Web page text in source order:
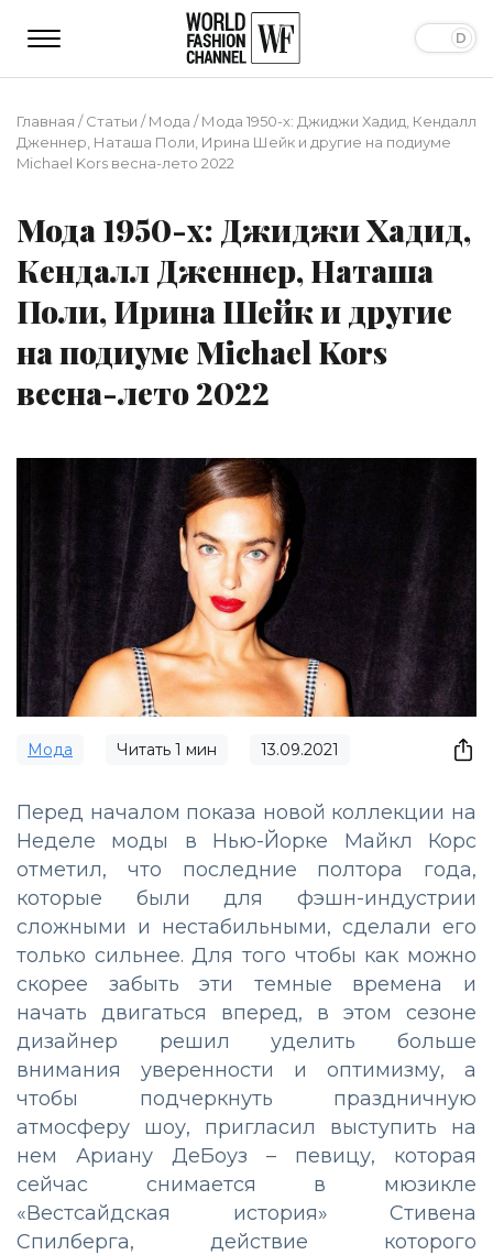
Главная /Статьи /Мода /Мода 1950-х: Джиджи Хадид, Кендалл
Дженнер, Наташа Поли, Ирина Шейк и другие на подиуме
Michael Kors весна-лето 2022
Мода 1950-х: Джиджи Хадид,
Кендалл Дженнер, Наташа
Поли, Ирина Шейк и другие
на подиуме Michael Kors
весна-лето 2022
Мода Читать 1 мин 13.09.2021
Перед началом показа новой коллекции на
Неделе моды в Нью-Йорке Майкл Корс
отметил, что последние полтора года,
которые были для фэшн-индустрии
сложными и нестабильными, сделали его
только сильнее. Для того чтобы как можно
скорее забыть эти темные времена и
начать двигаться вперед, в этом сезоне
дизайнер решил уделить больше
внимания уверенности и оптимизму, а
чтобы подчеркнуть праздничную
атмосферу шоу, пригласил выступить на
нем Ариану ДеБоуз – певицу, которая
сейчас снимается в мюзикле
«Вестсайдская история» Стивена
Спилберга, действие которого